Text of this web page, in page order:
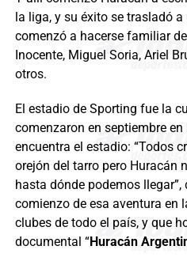
la liga, y su éxito se trasladó
comenzó a hacerse familiar
Inocente, Miguel Soria, Ariel
otros.
El estadio de Sporting fue la
comenzaron en septiembre
encuentra el estadio: “Todos
orejón del tarro pero Huracán
hasta dónde podemos llegar”,
comienzo de esa aventura en
clubes de todo el país, y que
documental “Huracán